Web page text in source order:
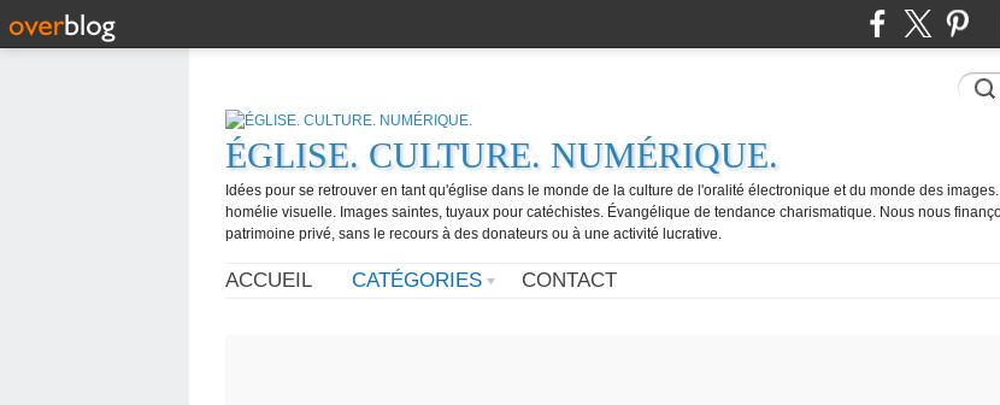
ÉGLISE. CULTURE. NUMÉRIQUE.
Idées pour se retrouver en tant qu'église dans le monde de la culture de l'oralité électronique et du monde des
homélie visuelle. Images saintes, tuyaux pour catéchistes. Évangélique de tendance charismatique. Nous nous
patrimoine privé, sans le recours à des donateurs ou à une activité lucrative.
ACCUEIL CATÉGORIES CONTACT